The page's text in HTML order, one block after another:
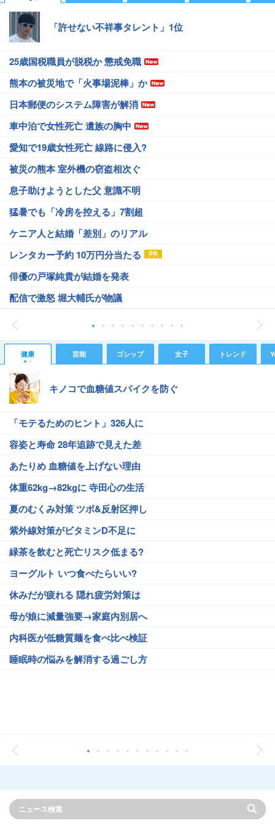
「許せない不祥事タレント」1位
25歳国税職員が脱税か 懲戒免職
熊本の被災地で「火事場泥棒」か
日本郵便のシステム障害が解消
車中泊で女性死亡 遺族の胸中
愛知で19歳女性死亡 線路に侵入?
被災の熊本 室外機の窃盗相次ぐ
息子助けようとした父 意識不明
猛暑でも「冷房を控える」7割超
ケニア人と結婚「差別」のリアル
レンタカー予約 10万円分当たる
俳優の戸塚純貴が結婚を発表
配信で激怒 堀大輔氏が物議
健康 芸能 ゴシップ 女子 トレンド
キノコで血糖値スパイクを防ぐ
「モテるためのヒント」326人に
容姿と寿命 28年追跡で見えた差
あたりめ 血糖値を上げない理由
体重62kg→82kgに 寺田心の生活
夏のむくみ対策 ツボ&反射区押し
紫外線対策がビタミンD不足に
緑茶を飲むと死亡リスク低まる?
ヨーグルト いつ食べたらいい?
休みだが疲れる 隠れ疲労対策は
母が娘に減量強要→家庭内別居へ
内科医が低糖質麺を食べ比べ検証
睡眠時の悩みを解消する過ごし方